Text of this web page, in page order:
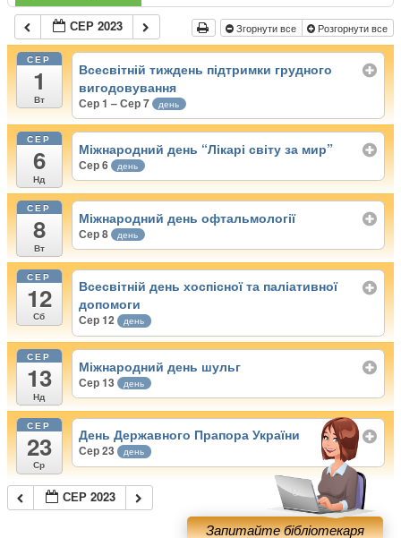
СЕР 2023 Згорнути все Розгорнути все
СЕР
1
Вт
Всесвітній тиждень підтримки грудного
вигодовування
Сер 1 – Сер 7 день
СЕР
6
Нд
Міжнародний день “Лікарі світу за мир”
Сер 6 день
СЕР
8
Вт
Міжнародний день офтальмології
Сер 8 день
СЕР
12
Сб
Всесвітній день хоспісної та паліативної
допомоги
Сер 12 день
СЕР
13
Нд
Міжнародний день шульг
Сер 13 день
СЕР
23
Ср
День Державного Прапора України
Сер 23 день
СЕР 2023